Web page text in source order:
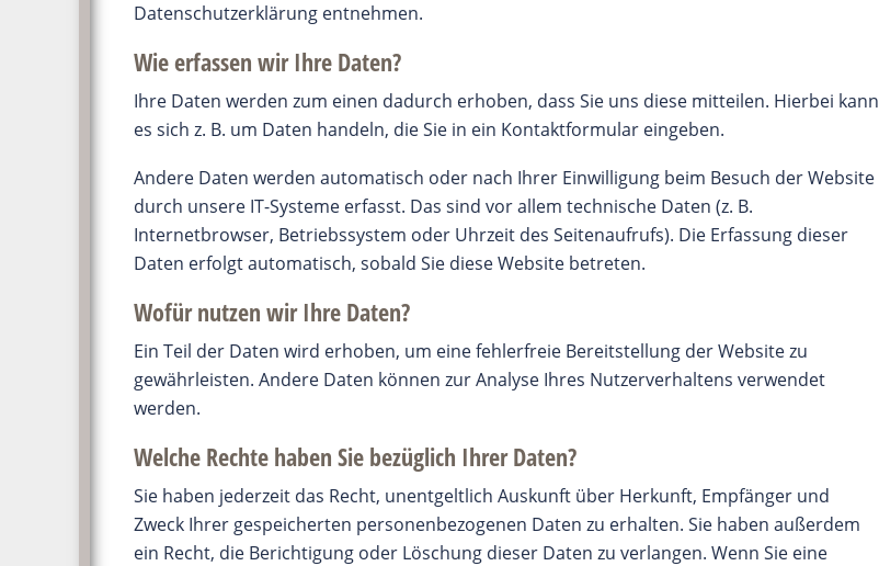
Datenschutzerklärung entnehmen.
Wie erfassen wir Ihre Daten?
Ihre Daten werden zum einen dadurch erhoben, dass Sie uns diese mitteilen. Hierbei kann
es sich z. B. um Daten handeln, die Sie in ein Kontaktformular eingeben.
Andere Daten werden automatisch oder nach Ihrer Einwilligung beim Besuch der Website
durch unsere IT-Systeme erfasst. Das sind vor allem technische Daten (z. B.
Internetbrowser, Betriebssystem oder Uhrzeit des Seitenaufrufs). Die Erfassung dieser
Daten erfolgt automatisch, sobald Sie diese Website betreten.
Wofür nutzen wir Ihre Daten?
Ein Teil der Daten wird erhoben, um eine fehlerfreie Bereitstellung der Website zu
gewährleisten. Andere Daten können zur Analyse Ihres Nutzerverhaltens verwendet
werden.
Welche Rechte haben Sie bezüglich Ihrer Daten?
Sie haben jederzeit das Recht, unentgeltlich Auskunft über Herkunft, Empfänger und
Zweck Ihrer gespeicherten personenbezogenen Daten zu erhalten. Sie haben außerdem
ein Recht, die Berichtigung oder Löschung dieser Daten zu verlangen. Wenn Sie eine